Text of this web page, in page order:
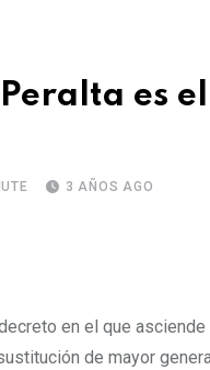
es
3 AÑOS AGO
en el que
de mayor